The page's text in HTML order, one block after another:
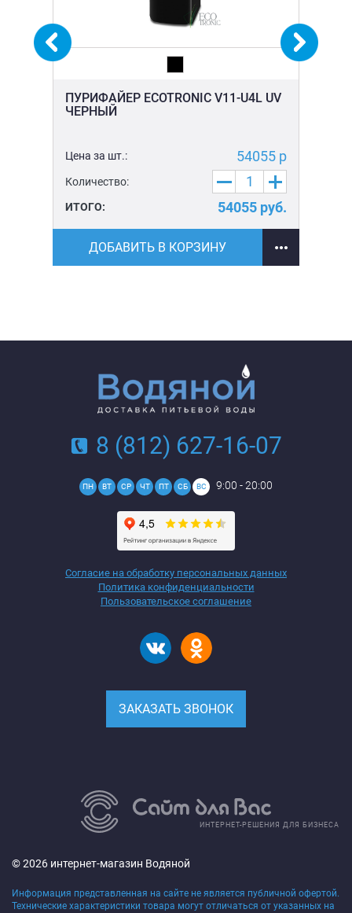
ПУРИФАЙЕР ECOTRONIC V11-U4L UV
ЧЕРНЫЙ
Цена за шт.: 54055 р
Количество:
ИТОГО: 54055 руб.
ДОБАВИТЬ В КОРЗИНУ
8 (812) 627-16-07
ПН ВТ СР ЧТ ПТ СБ ВС 9:00 - 20:00
Согласие на обработку персональных данных
Политика конфиденциальности
Пользовательское соглашение
ЗАКАЗАТЬ ЗВОНОК
ИНТЕРНЕТ-РЕШЕНИЯ ДЛЯ БИЗНЕСА
© 2026 интернет-магазин Водяной
Информация представленная на сайте не является публичной офертой.
Технические характеристики товара могут отличаться от указанных на